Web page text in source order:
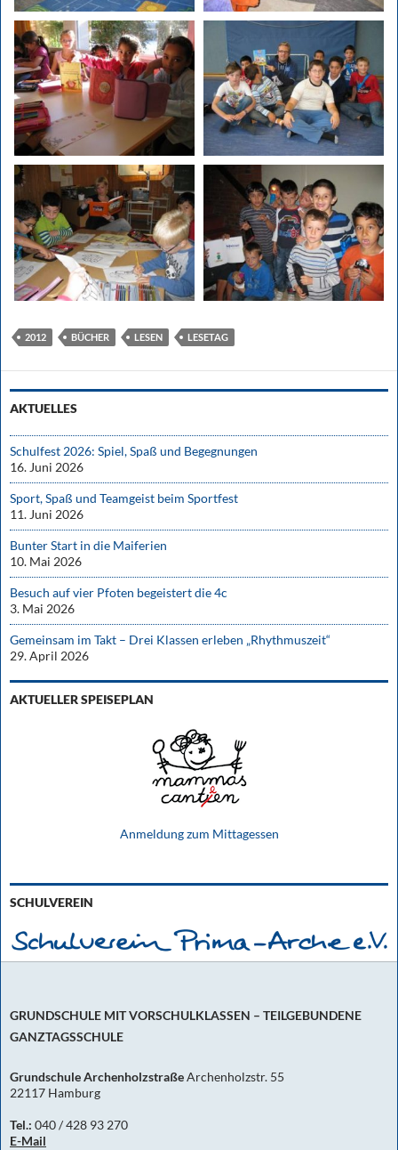
2012 BÜCHER LESEN LESETAG
AKTUELLES
Schulfest 2026: Spiel, Spaß und Begegnungen
16. Juni 2026
Sport, Spaß und Teamgeist beim Sportfest
11. Juni 2026
Bunter Start in die Maiferien
10. Mai 2026
Besuch auf vier Pfoten begeistert die 4c
3. Mai 2026
Gemeinsam im Takt – Drei Klassen erleben „Rhythmuszeit“
29. April 2026
AKTUELLER SPEISEPLAN
Anmeldung zum Mittagessen
SCHULVEREIN
GRUNDSCHULE MIT VORSCHULKLASSEN – TEILGEBUNDENE
GANZTAGSSCHULE
Grundschule ArchenholzstraßeArchenholzstr. 55
22117 Hamburg
Tel.: 040 / 428 93 270
E-Mail